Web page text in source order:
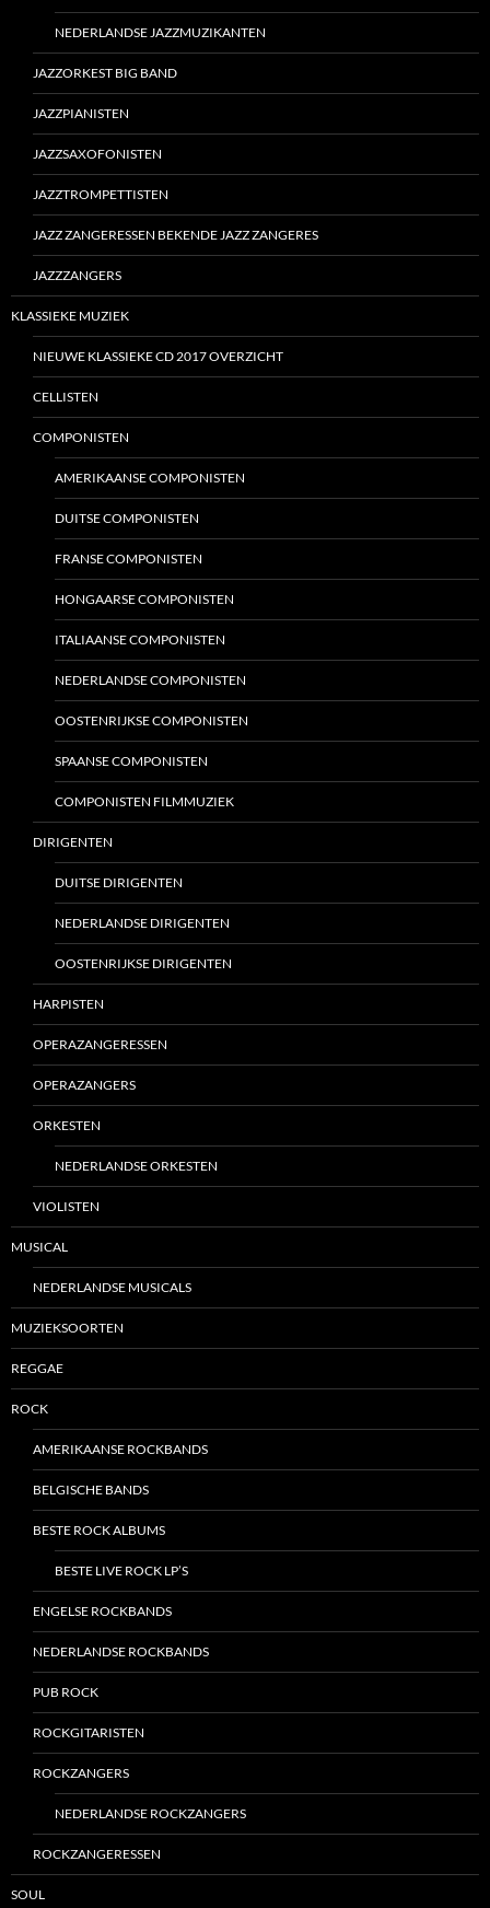
NEDERLANDSE JAZZMUZIKANTEN
JAZZORKEST BIG BAND
JAZZPIANISTEN
JAZZSAXOFONISTEN
JAZZTROMPETTISTEN
JAZZ ZANGERESSEN BEKENDE JAZZ ZANGERES
JAZZZANGERS
KLASSIEKE MUZIEK
NIEUWE KLASSIEKE CD 2017 OVERZICHT
CELLISTEN
COMPONISTEN
AMERIKAANSE COMPONISTEN
DUITSE COMPONISTEN
FRANSE COMPONISTEN
HONGAARSE COMPONISTEN
ITALIAANSE COMPONISTEN
NEDERLANDSE COMPONISTEN
OOSTENRIJKSE COMPONISTEN
SPAANSE COMPONISTEN
COMPONISTEN FILMMUZIEK
DIRIGENTEN
DUITSE DIRIGENTEN
NEDERLANDSE DIRIGENTEN
OOSTENRIJKSE DIRIGENTEN
HARPISTEN
OPERAZANGERESSEN
OPERAZANGERS
ORKESTEN
NEDERLANDSE ORKESTEN
VIOLISTEN
MUSICAL
NEDERLANDSE MUSICALS
MUZIEKSOORTEN
REGGAE
ROCK
AMERIKAANSE ROCKBANDS
BELGISCHE BANDS
BESTE ROCK ALBUMS
BESTE LIVE ROCK LP’S
ENGELSE ROCKBANDS
NEDERLANDSE ROCKBANDS
PUB ROCK
ROCKGITARISTEN
ROCKZANGERS
NEDERLANDSE ROCKZANGERS
ROCKZANGERESSEN
SOUL